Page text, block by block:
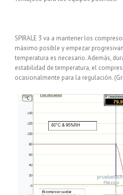
SPIRALE 3 va a mantener los
máximo posible y empezar
temperatura es necesario. Además,
estabilidad de temperatura, el
ocasionalmente para la regulación.